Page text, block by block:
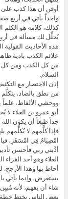
أوقن أن هذا كذب على
واحداً يأتي في أربع
كذلك، كلامه هو الكلم
يُحلِّل لك مسألة في
هذه الأحاديث
علائم الكذب بادية
من كل الكذب ومن كل
السلام.
إذن الاختصار مع
من نطق بالضاد، يتكلَّم
ووحشي الألفاظ، علماً
أبو عمرو بن العلاء لا
جداً طبعاً أن يكون الله
فإذا كلَّمهم لا
امْصِيَامُ فِي امْسَفَرِ،
أدَّبني ربي فأحسن
العلاء وهو أحد القراء
أحاط بها وهذا
يستعرض، وإنما يأتي
شاء أن يفهم، لأنه
بعض الناس يختط خطة